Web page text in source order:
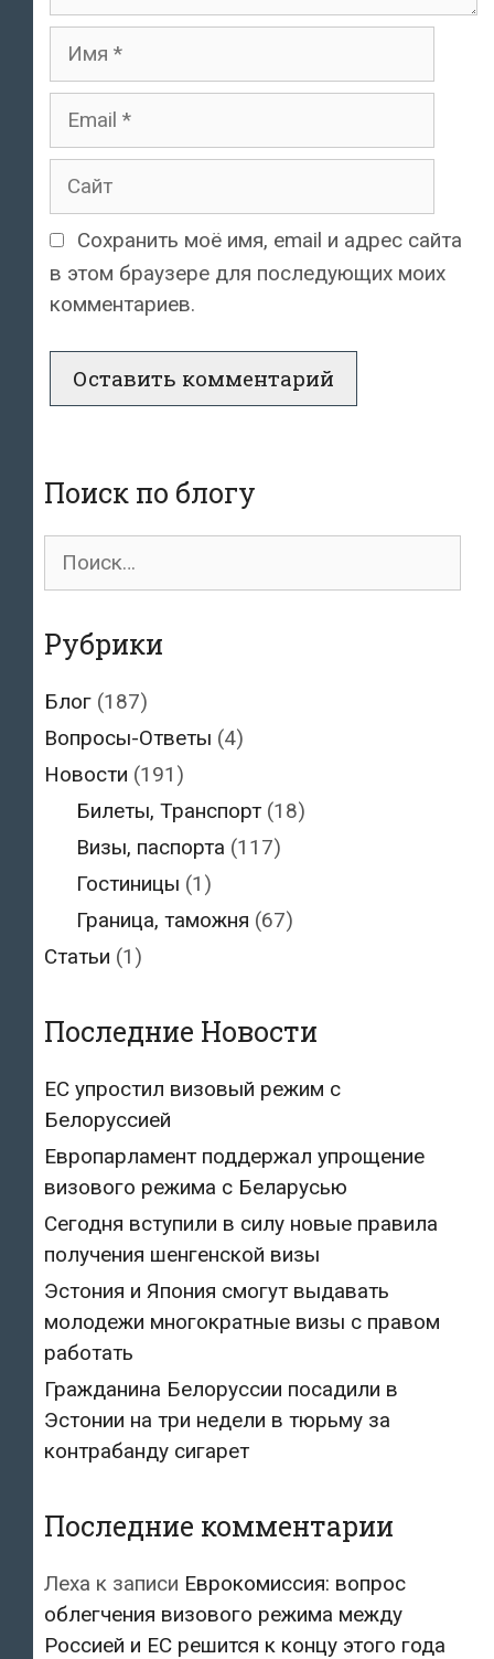
Имя
Email
Сайт
Сохранить моё имя, email и адрес сайта
в этом браузере для последующих моих
комментариев.
Поиск по блогу
Поиск
Рубрики
Блог (187)
Вопросы-Ответы (4)
Новости (191)
Билеты, Транспорт(18)
Визы, паспорта (117)
Гостиницы (1)
Граница, таможня (67)
Статьи (1)
Последние Новости
ЕС упростил визовый режим с
Белоруссией
Европарламент поддержал упрощение
визового режима с Беларусью
Сегодня вступили в силу новые правила
получения шенгенской визы
Эстония и Япония смогут выдавать
молодежи многократные визы с правом
работать
Гражданина Белоруссии посадили в
Эстонии на три недели в тюрьму за
контрабанду сигарет
Последние комментарии
Леха к записи Еврокомиссия: вопрос
облегчения визового режима между
Россией и ЕС решится к концу этого года